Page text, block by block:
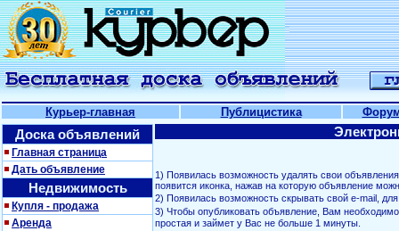
Курьер-главная Публицистика
Доска объявлений
Главная страница
Дать объявление
Недвижимость
Купля - продажа
Аренда
1) Появилась возможность удалять свои
появится иконка, нажав на которую объявление
2) Появилась возможность скрывать свой е-mail,
3) Чтобы опубликовать объявление, Вам
простая и займет у Вас не больше 1 минуты.